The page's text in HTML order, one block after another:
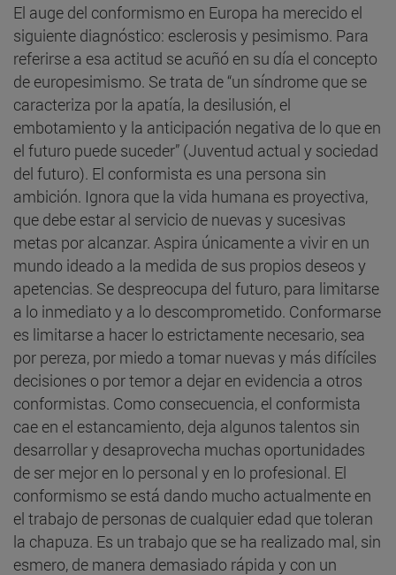
El auge del conformismo en Europa ha merecido el
siguiente diagnóstico: esclerosis y pesimismo. Para
referirse a esa actitud se acuñó en su día el concepto
de europesimismo. Se trata de “un síndrome que se
caracteriza por la apatía, la desilusión, el
embotamiento y la anticipación negativa de lo que en
el futuro puede suceder” (Juventud actual y sociedad
del futuro). El conformista es una persona sin
ambición. Ignora que la vida humana es proyectiva,
que debe estar al servicio de nuevas y sucesivas
metas por alcanzar. Aspira únicamente a vivir en un
mundo ideado a la medida de sus propios deseos y
apetencias. Se despreocupa del futuro, para limitarse
a lo inmediato y a lo descomprometido. Conformarse
es limitarse a hacer lo estrictamente necesario, sea
por pereza, por miedo a tomar nuevas y más difíciles
decisiones o por temor a dejar en evidencia a otros
conformistas. Como consecuencia, el conformista
cae en el estancamiento, deja algunos talentos sin
desarrollar y desaprovecha muchas oportunidades
de ser mejor en lo personal y en lo profesional. El
conformismo se está dando mucho actualmente en
el trabajo de personas de cualquier edad que toleran
la chapuza. Es un trabajo que se ha realizado mal, sin
esmero, de manera demasiado rápida y con un